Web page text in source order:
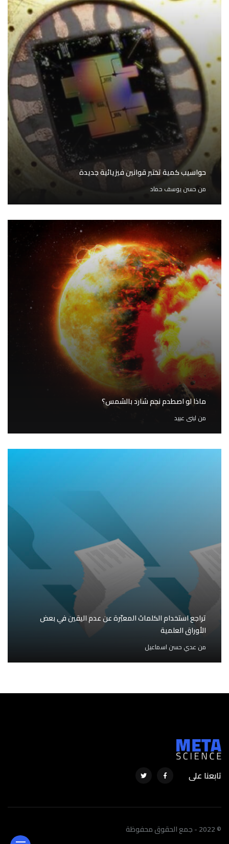
حواسيب كمية تختبر قوانين فيزيائية جديدة
منحسن يوسف حماد
ماذا لو اصطدم نجم شارد بالشمس؟
من لبنى عبيد
تراجع استخدام الكلماتَ المعبّرة عن عدم اليقين في بعض
الأوراق العلمية
من عدي حسن اسماعيل
تابعنا على
© 2022 - جمع الحقوق محفوظة